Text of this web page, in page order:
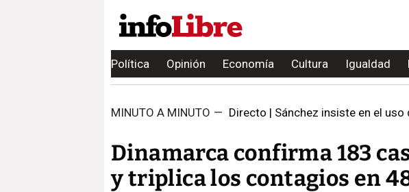
Política Opinión Economía Cultura Igualdad
MINUTO A MINUTO — Directo | Sánchez insiste en el uso
Dinamarca confirma 183
y triplica los contagios en